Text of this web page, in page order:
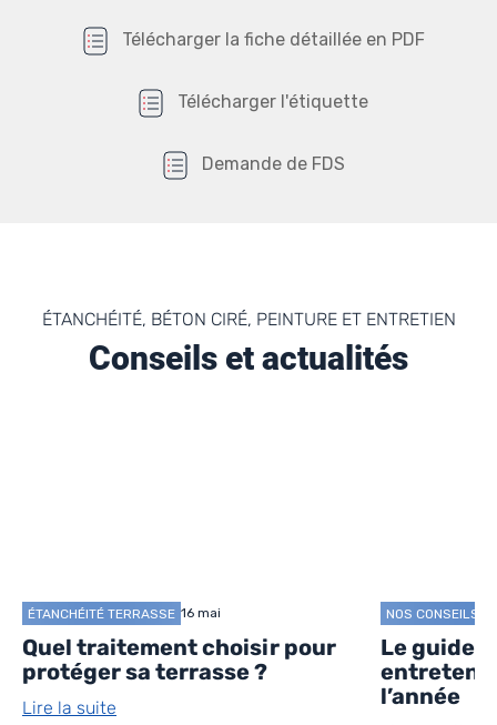
Télécharger la fiche détaillée en PDF
Télécharger l'étiquette
Demande de FDS
ÉTANCHÉITÉ, BÉTON CIRÉ, PEINTURE ET ENTRETIEN
Conseils et actualités
ÉTANCHÉITÉ TERRASSE 16 mai
Quel traitement choisir pour
protéger sa terrasse ?
Lire la suite
NOS CONSEILS
Le guide
l’année